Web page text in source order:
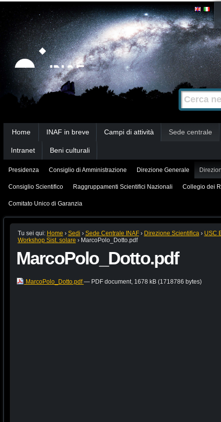
Strumenti
personali
Salta
contenuti.
|
Salta
alla
navigazione
Cerca nel
Ricerca
avanzata…
Home INAF in breve Campi di attività Sede centrale
Intranet Beni culturali
Presidenza Consiglio di Amministrazione Direzione Generale
Consiglio Scientifico Raggruppamenti Scientifici Nazionali Collegio dei
Comitato Unico di Garanzia
Tu sei qui: Home › Sedi › Sede Centrale INAF › Direzione Scientifica › USC
Workshop Sist. solare › MarcoPolo_Dotto.pdf
MarcoPolo_Dotto.pdf
MarcoPolo_Dotto.pdf— PDF document, 1678 kB (1718786 bytes)